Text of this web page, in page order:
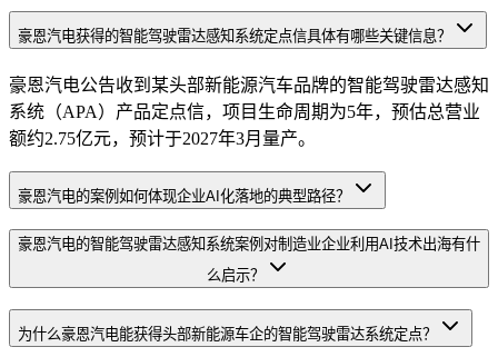
豪恩汽电获得的智能驾驶雷达感知系统定点信具体有哪些关键信息？
豪恩汽电公告收到某头部新能源汽车品牌的智能驾驶雷达感知
系统（APA）产品定点信，项目生命周期为5年，预估总营业
额约2.75亿元，预计于2027年3月量产。
豪恩汽电的案例如何体现企业AI化落地的典型路径？
豪恩汽电的智能驾驶雷达感知系统案例对制造业企业利用AI技术出海有什
么启示？
为什么豪恩汽电能获得头部新能源车企的智能驾驶雷达系统定点？